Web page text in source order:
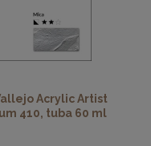
Acrylic Artist
410, tuba 60 ml